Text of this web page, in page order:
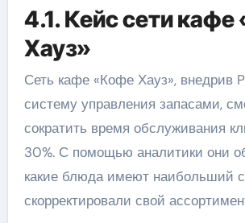
4.1. Кейс сети
Хауз»
Сеть кафе «Кофе Хауз», внедрив
систему управления запасами,
сократить время обслуживания
30%. С помощью аналитики они
какие блюда имеют наибольший
скорректировали свой